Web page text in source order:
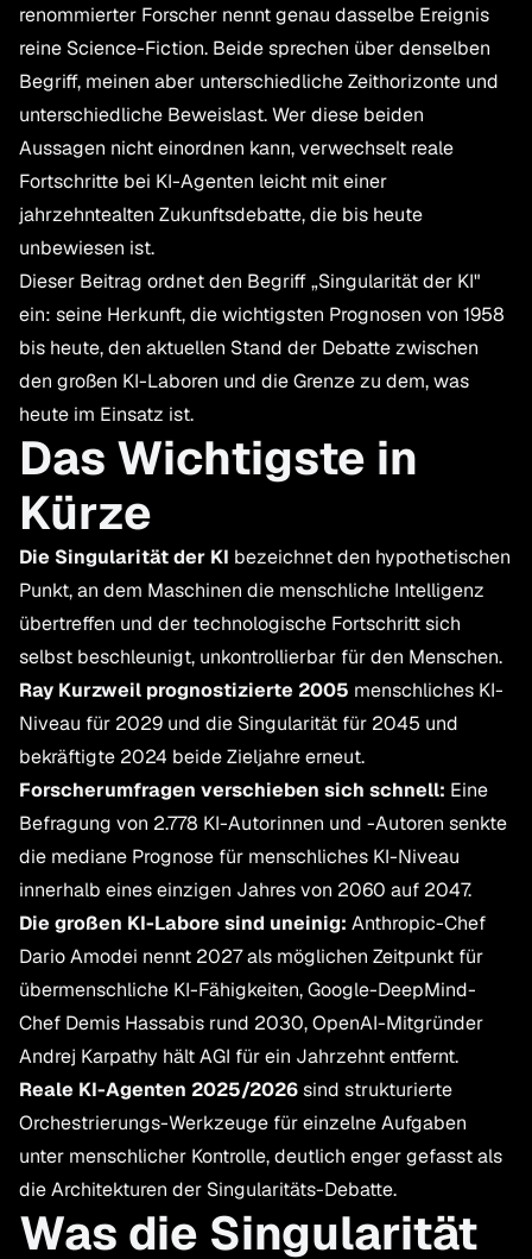
renommierter Forscher nennt genau dasselbe Ereignis
reine Science-Fiction. Beide sprechen über denselben
Begriff, meinen aber unterschiedliche Zeithorizonte und
unterschiedliche Beweislast. Wer diese beiden
Aussagen nicht einordnen kann, verwechselt reale
Fortschritte bei KI-Agenten leicht mit einer
jahrzehntealten Zukunftsdebatte, die bis heute
unbewiesen ist.
Dieser Beitrag ordnet den Begriff „Singularität der KI"
ein: seine Herkunft, die wichtigsten Prognosen von 1958
bis heute, den aktuellen Stand der Debatte zwischen
den großen KI-Laboren und die Grenze zu dem, was
heute im Einsatz ist.
Das Wichtigste in
Kürze
Die Singularität der KI bezeichnet den hypothetischen
Punkt, an dem Maschinen die menschliche Intelligenz
übertreffen und der technologische Fortschritt sich
selbst beschleunigt, unkontrollierbar für den Menschen.
Ray Kurzweil prognostizierte 2005 menschliches KI-
Niveau für 2029 und die Singularität für 2045 und
bekräftigte 2024 beide Zieljahre erneut.
Forscherumfragen verschieben sich schnell: Eine
Befragung von 2.778 KI-Autorinnen und -Autoren senkte
die mediane Prognose für menschliches KI-Niveau
innerhalb eines einzigen Jahres von 2060 auf 2047.
Die großen KI-Labore sind uneinig: Anthropic-Chef
Dario Amodei nennt 2027 als möglichen Zeitpunkt für
übermenschliche KI-Fähigkeiten, Google-DeepMind-
Chef Demis Hassabis rund 2030, OpenAI-Mitgründer
Andrej Karpathy hält AGI für ein Jahrzehnt entfernt.
Reale KI-Agenten 2025/2026sind strukturierte
Orchestrierungs-Werkzeuge für einzelne Aufgaben
unter menschlicher Kontrolle, deutlich enger gefasst als
die Architekturen der Singularitäts-Debatte.
Was die Singularität